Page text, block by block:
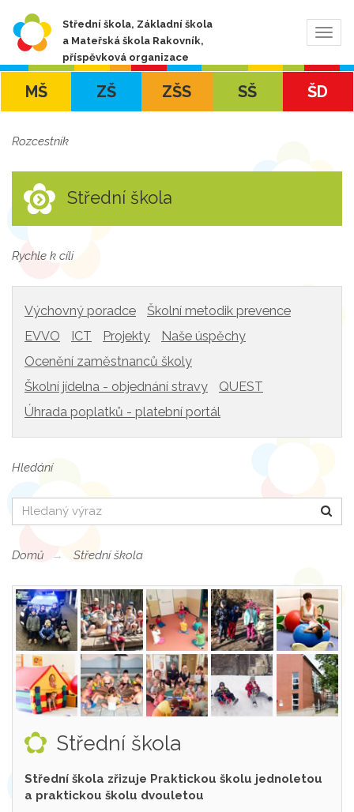
Střední škola, Základní škola
a Mateřská škola Rakovník,
příspěvková organizace
MŠ ZŠ ZŠS SŠ ŠD
Rozcestník
Střední škola
Rychle k cíli
Výchovný poradce
Školní metodik prevence
EVVO
ICT Projekty
Naše úspěchy
Ocenění zaměstnanců školy
Školní jídelna - objednání stravy
QUEST
Úhrada poplatků - platební portál
Hledání
Hledat
Domů Střední škola
Střední škola
Střední škola zřizuje Praktickou školu jednoletou
a praktickou školu dvouletou